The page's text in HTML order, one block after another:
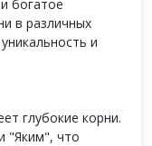
богатое
в различных
и
глубокие корни.
"Яким", что